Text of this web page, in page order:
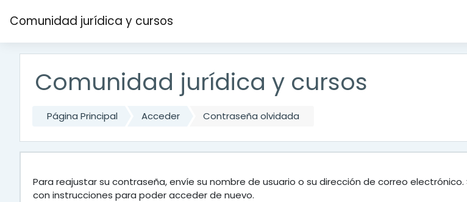
Comunidad jurídica y cursos
Comunidad jurídica y cursos
Página Principal Acceder Contraseña olvidada
Para reajustar su contraseña, envíe su nombre de usuario o su dirección de correo
con instrucciones para poder acceder de nuevo.